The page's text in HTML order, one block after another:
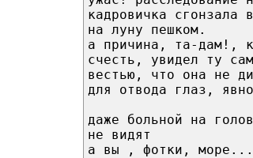
кадровичка сгонзала
на луну пешком.
а причина, та-дам!,
счесть, увидел ту
вестью, что она не
для отвода глаз,
даже больной на
не видят
а вы , фотки,